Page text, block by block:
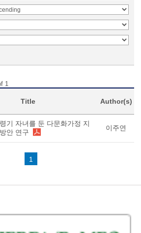
1
Title Author(s)
기 자녀를 둔 다문화가정 지
안 연구
이주연
1